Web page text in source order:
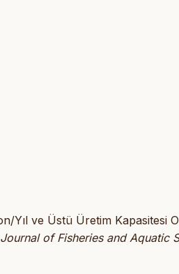
Yıl ve Üstü Üretim Kapasitesi
of Fisheries and Aquatic